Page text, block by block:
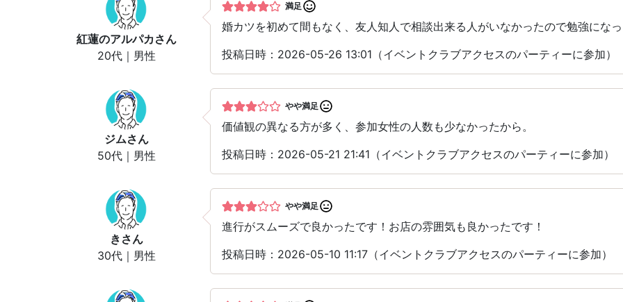
紅蓮のアルパカ さん
20代｜男性
満足
婚カツを初めて間もなく、友人知人で相談出来る人がいなかったので勉強にな
投稿日時：2026-05-26 13:01（イベントクラブアクセスのパーティーに参加）
ジムさん
50代｜男性
やや満足
価値観の異なる方が多く、参加女性の人数も少なかったから。
投稿日時：2026-05-21 21:41（イベントクラブアクセスのパーティーに参加）
き さん
30代｜男性
やや満足
進行がスムーズで良かったです！お店の雰囲気も良かったです！
投稿日時：2026-05-10 11:17（イベントクラブアクセスのパーティーに参加）